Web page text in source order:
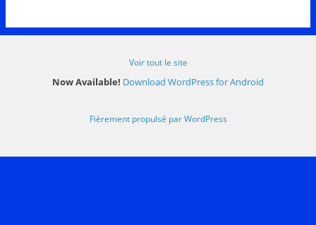
Voir tout le site
Now Available! Download WordPress for Android
Fièrement propulsé par WordPress